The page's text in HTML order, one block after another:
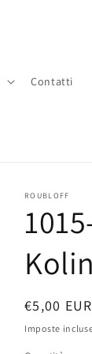
Contatti
ROUBLOFF
Prezzo
di
listino
€5,00 EUR
Imposte